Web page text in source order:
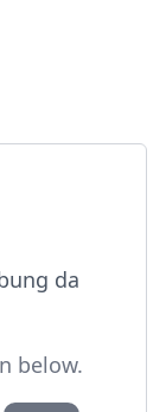
da
below.